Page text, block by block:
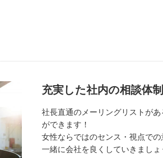
充実した社内の相談体制
社長直通のメーリングリストが
ができます！
女性ならではのセンス・視点で
一緒に会社を良くしていきましょ